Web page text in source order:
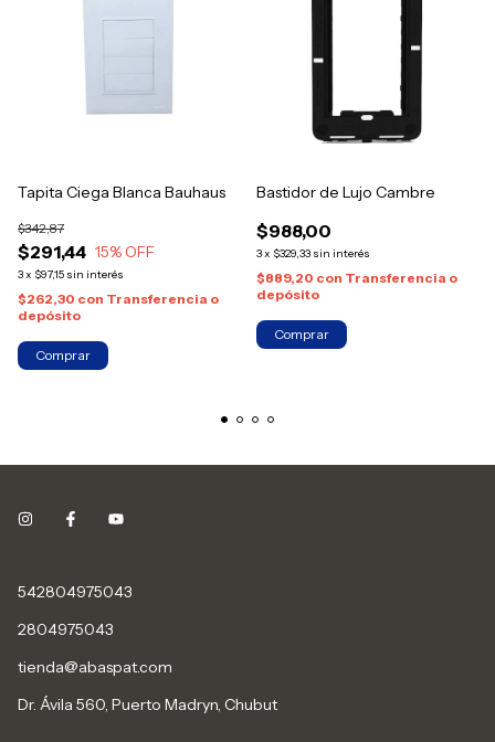
Tapita Ciega Blanca Bauhaus
$291,44
$342,87
15% OFF
3x $97,15 sin interés
$262,30 con Transferencia o
depósito
Bastidor de Lujo Cambre
$988,00
3x $329,33 sin interés
$889,20 con Transferencia o
depósito
542804975043
2804975043
tienda@abaspat.com
Dr. Ávila 560, Puerto Madryn, Chubut